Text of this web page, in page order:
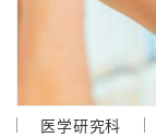
医学研究科